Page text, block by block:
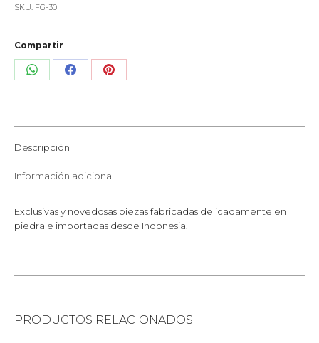
SKU: FG-30
Compartir
Share Share Share
Descripción
Información adicional
Exclusivas y novedosas piezas fabricadas delicadamente en
piedra e importadas desde Indonesia.
PRODUCTOS RELACIONADOS